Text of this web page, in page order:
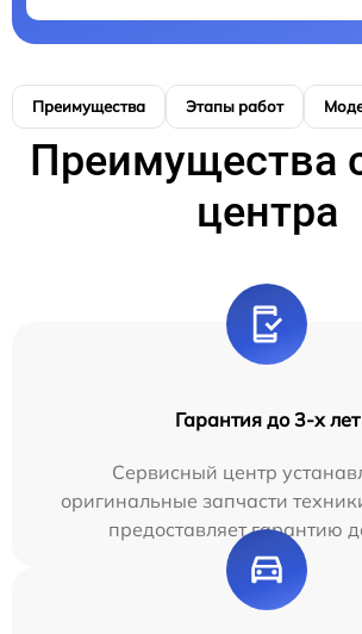
Преимущества Этапы работ
Преимущества
центра
Гарантия до 3-х лет
Сервисный центр
оригинальные запчасти
предоставляет гарантию